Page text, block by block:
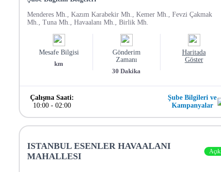
Menderes Mh., Kazım Karabekir Mh., Kemer Mh., Fevzi Çakmak
Mh., Tuna Mh., Havaalanı Mh., Birlik Mh.
Mesafe Bilgisi
km
Gönderim
Zamanı
30 Dakika
Haritada
Göster
Çalışma Saati:
10:00- 02:00
Şube Bilgileri ve
Kampanyalar
ISTANBUL ESENLER HAVAALANI
MAHALLESI
Açık